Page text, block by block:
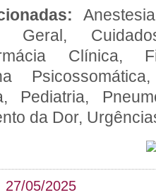
Geral,
Clínica,
Pediatria,
da Dor,
27/05/2025